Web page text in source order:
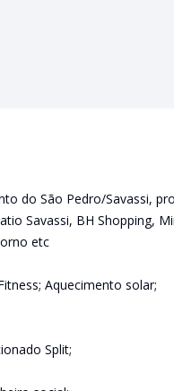
do São Pedro/Savassi,
Savassi, BH Shopping,
etc
Aquecimento solar;
Split;